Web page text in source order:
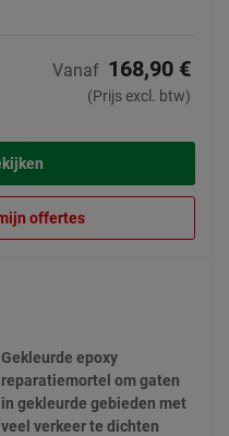
Vanaf 168,90 €
(Prijs excl. btw)
offertes
Gekleurde epoxy
reparatiemortel om gaten
in gekleurde gebieden met
veel verkeer te dichten